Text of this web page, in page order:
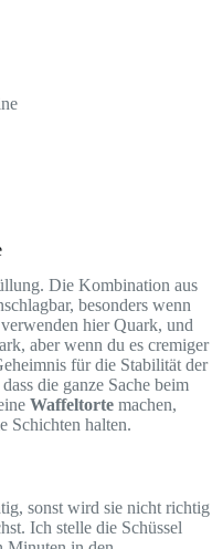
Die Kombination aus
besonders wenn
hier Quark, und
aber wenn du es cremiger
für die Stabilität der
die ganze Sache beim
Waffeltorte machen,
Schichten halten.
sonst wird sie nicht richtig
Ich stelle die Schüssel